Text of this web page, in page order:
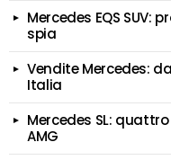
Mercedes EQS
spia
Vendite Mercedes:
Italia
Mercedes SL:
AMG